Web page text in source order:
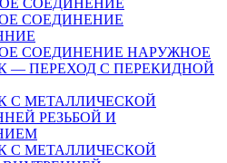
СОЕДИНЕНИЕ
СОЕДИНЕНИЕ
СОЕДИНЕНИЕ НАРУЖНОЕ
— ПЕРЕХОД С ПЕРЕКИДНОЙ
С МЕТАЛЛИЧЕСКОЙ
РЕЗЬБОЙ И
С МЕТАЛЛИЧЕСКОЙ